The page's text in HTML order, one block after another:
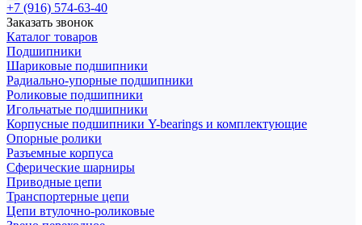
+7 (916) 574-63-40
Заказать звонок
Каталог товаров
Подшипники
Шариковые подшипники
Радиально-упорные подшипники
Роликовые подшипники
Игольчатые подшипники
Корпусные подшипники Y-bearings и комплектующие
Опорные ролики
Разъемные корпуса
Сферические шарниры
Приводные цепи
Транспортерные цепи
Цепи втулочно-роликовые